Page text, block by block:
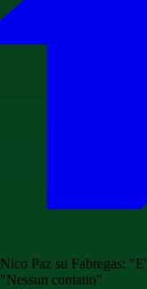
Nico Paz su Fabregas:
"Nessun contatto"